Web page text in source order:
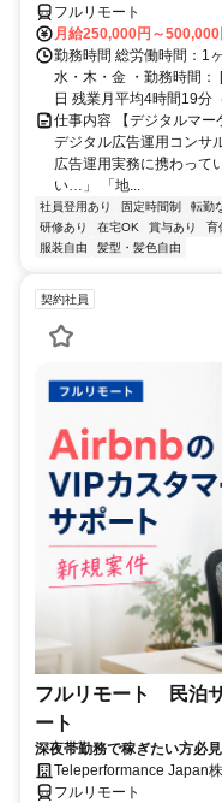
フルリモート
月給250,000円～500,000
勤務時間 総労働時間：1
水・木・金 ・勤務時間
日 残業月平均4時間19分
仕事内容 【デジタルマ
デジタル広告運用コンサ
広告運用実務に携わって
い…」 「地...
社員登用あり 固定時間制 転勤
研修あり
在宅OK 賞与あり 育
服装自由
髪型・髪色自由
契約社員
フルリモート 民泊
ート
深夜帯勤務で稼ぎたい方必
Teleperformance Japan
フルリモート